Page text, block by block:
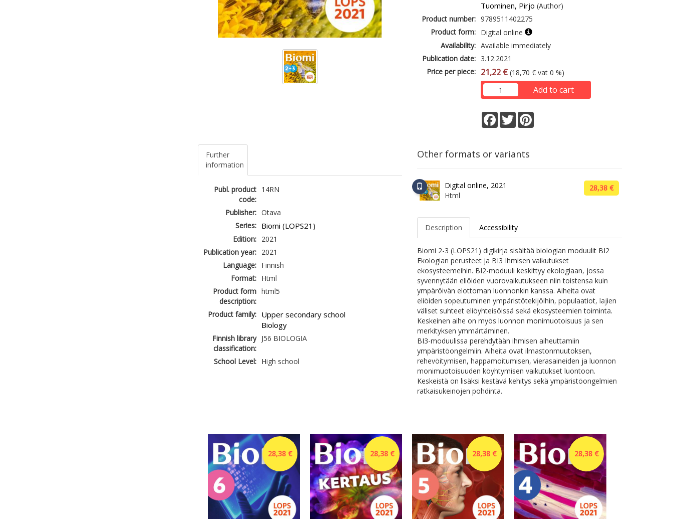
Tuominen, Pirjo (Author)
Product number: 9789511402275
Product form: Digital online
Availability: Available immediately
Publication date: 3.12.2021
Price per piece: 21,22 € (18,70 € vat 0 %)
Add to cart
Facebook
Twitter
Further
information
Publ. product
code:
14RN
Publisher: Otava
Series:
Biomi (LOPS21)
Edition:
2021
Publication year:
2021
Language:
Finnish
Format:
Html
Product form
description:
html5
Product family:
Upper secondary school
Biology
Finnish library
classification:
J56 BIOLOGIA
School Level: High school
Other formats or variants
Digital online, 2021
Html
28,38 €
Description Accessibility
Biomi 2-3 (LOPS21) digikirja sisältää biologian moduulit BI2
Ekologian perusteet ja BI3 Ihmisen vaikutukset
ekosysteemeihin. BI2-moduuli keskittyy ekologiaan, jossa
syvennytään eliöiden vuorovaikutukseen niin toistensa kuin
ympäröivän elottoman luonnonkin kanssa. Aiheita ovat
eliöiden sopeutuminen ympäristötekijöihin, populaatiot, lajien
väliset suhteet eliöyhteisöissä sekä ekosysteemien toiminta.
Keskeinen aihe on myös luonnon monimuotoisuus ja sen
merkityksen ymmärtäminen.
BI3-moduulissa perehdytään ihmisen aiheuttamiin
ympäristöongelmiin. Aiheita ovat ilmastonmuutoksen,
rehevöitymisen, happamoitumisen, vierasaineiden ja luonnon
monimuotoisuuden köyhtymisen vaikutukset luontoon.
Keskeistä on lisäksi kestävä kehitys sekä ympäristöongelmien
ratkaisukeinojen pohdinta.
28,38 € 28,38 € 28,38 € 28,38 €